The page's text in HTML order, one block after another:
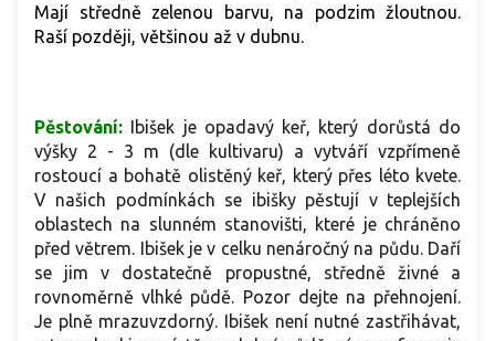
Mají středně zelenou barvu, na podzim žloutnou.
Raší později, většinou až v dubnu.
Pěstování: Ibišek je opadavý keř, který dorůstá do
výšky 2 - 3 m (dle kultivaru) a vytváří vzpřímeně
rostoucí a bohatě olistěný keř, který přes léto kvete.
V našich podmínkách se ibišky pěstují v teplejších
oblastech na slunném stanovišti, které je chráněno
před větrem. Ibišek je v celku nenáročný na půdu. Daří
se jim v dostatečně propustné, středně živné a
rovnoměrně vlhké půdě. Pozor dejte na přehnojení.
Je plně mrazuvzdorný. Ibišek není nutné zastřihávat,